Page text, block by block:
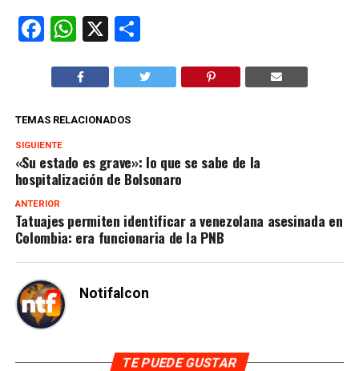
Facebook
WhatsApp
X Compartir
TEMAS RELACIONADOS
SIGUIENTE
«Su estado es grave»: lo que se sabe de la
hospitalización de Bolsonaro
ANTERIOR
Tatuajes permiten identificar a venezolana asesinada en
Colombia: era funcionaria de la PNB
Notifalcon
TE PUEDE GUSTAR